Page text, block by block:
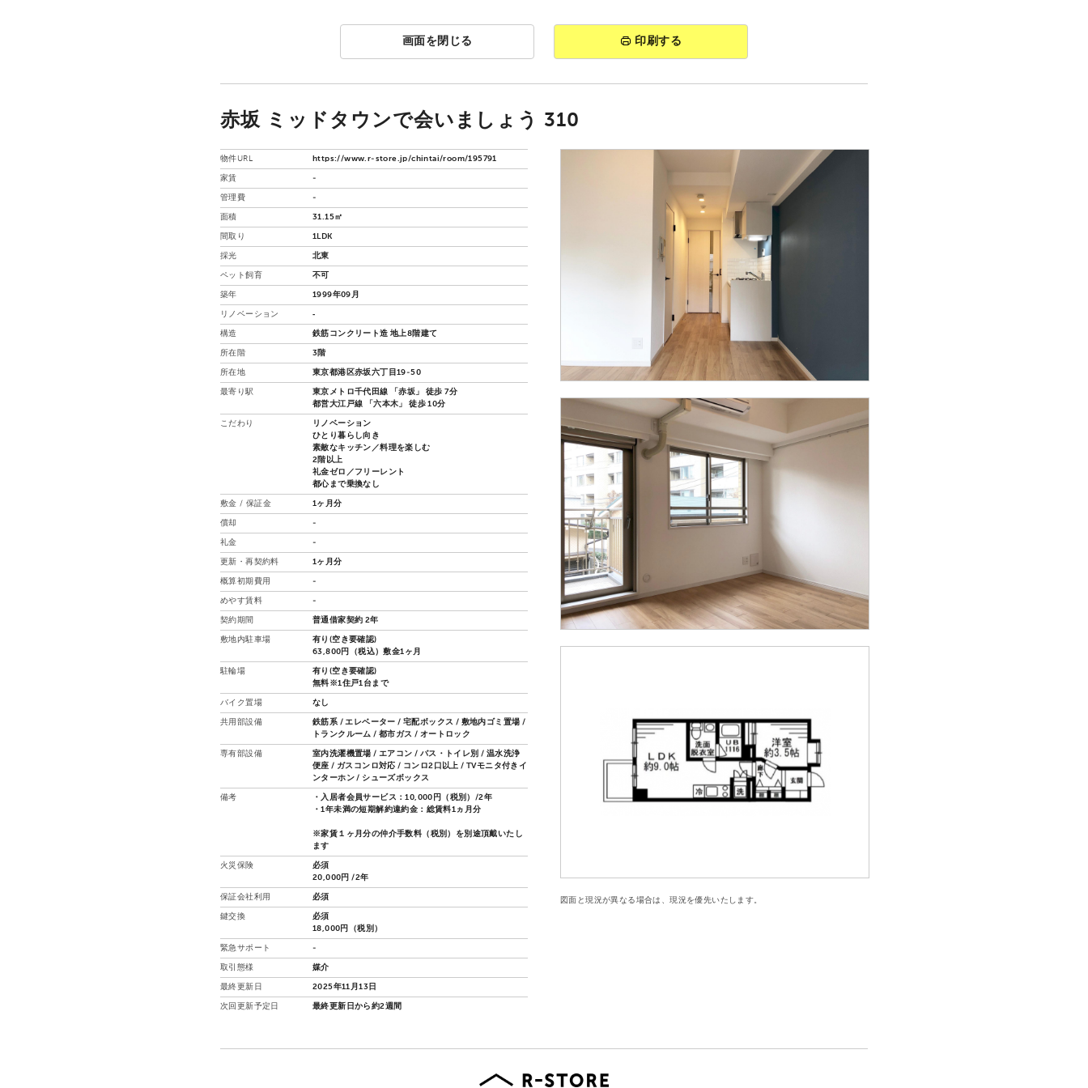
画面を閉じる 印刷する
赤坂 ミッドタウンで会いましょう 310
図面と現況が異なる場合は、現況を優先いたします。
物件URL https://www.r-store.jp/chintai/room/195791
家賃 -
管理費 -
面積 31.15㎡
間取り 1LDK
採光 北東
ペット飼育 不可
築年 1999年09月
リノベーション ‐
構造 鉄筋コンクリート造 地上8階建て
所在階 3階
所在地 東京都港区赤坂六丁目19-50
最寄り駅
東京メトロ千代田線 「赤坂」 徒歩 7分
都営大江戸線 「六本木」 徒歩 10分
こだわり
リノベーション
ひとり暮らし向き
素敵なキッチン／料理を楽しむ
2階以上
礼金ゼロ／フリーレント
都心まで乗換なし
敷金 / 保証金 1ヶ月分
償却 -
礼金 -
更新・再契約料 1ヶ月分
概算初期費用 -
めやす賃料 -
契約期間 普通借家契約 2年
敷地内駐車場
有り(空き要確認)
63,800円（税込）敷金1ヶ月
駐輪場
有り(空き要確認)
無料※1住戸1台まで
バイク置場 なし
共用部設備
鉄筋系 / エレベーター / 宅配ボックス / 敷地内ゴミ置場 /
トランクルーム / 都市ガス / オートロック
専有部設備
室内洗濯機置場 / エアコン / バス・トイレ別 / 温水洗浄
便座 / ガスコンロ対応 / コンロ2口以上 / TVモニタ付きイ
ンターホン / シューズボックス
備考
・入居者会員サービス：10,000円（税別）/2年
・1年未満の短期解約違約金：総賃料1ヵ月分
※家賃１ヶ月分の仲介手数料（税別）を別途頂戴いたし
ます
火災保険
必須
20,000円 /2年
保証会社利用 必須
鍵交換
必須
18,000円（税別）
緊急サポート -
取引態様 媒介
最終更新日 2025年11月13日
次回更新予定日 最終更新日から約2週間